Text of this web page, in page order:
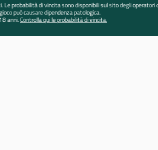
Le probabilità di vincita sono disponibili sul sito degli operatori
può causare dipendenza patologica.
anni.Controlla qui le probabilità di vincita.